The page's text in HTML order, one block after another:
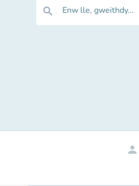
search Enw lle, gweithdy...
person